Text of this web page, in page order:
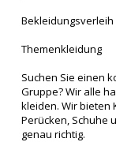
Themenkleidung
Suchen Sie einen
Gruppe? Wir alle
kleiden. Wir bieten
Perücken, Schuhe
genau richtig.